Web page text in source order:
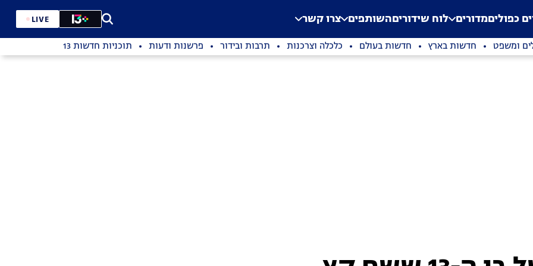
Application error: a
. כפוליםמדורים לוח שידוריםהשותפים צרו קשר LIVE
ומשפט חדשות בארץ חדשות בעולם כלכלה וצרכנות תרבות ובידור פרשנות ודעות תוכניות חדשות 13